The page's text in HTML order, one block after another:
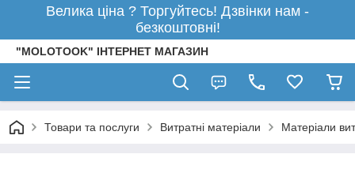
Велика ціна ? Торгуйтесь! Дзвінки нам -
безкоштовні!
"MOLOTOOK" ІНТЕРНЕТ МАГАЗИН
Товари та послуги Витратні матеріали Матеріали